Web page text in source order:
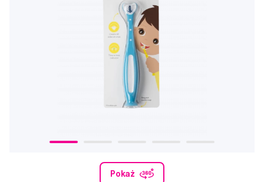
Pokaż